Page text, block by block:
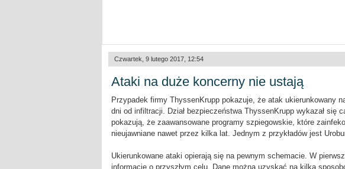
Czwartek, 9 lutego 2017, 12:54
Ataki na duże koncerny nie ustają
Przypadek firmy ThyssenKrupp pokazuje, że atak ukierunkowany
dni od infiltracji. Dział bezpieczeństwa ThyssenKrupp wykazał się
pokazują, że zaawansowane programy szpiegowskie, które
nieujawniane nawet przez kilka lat. Jednym z przykładów jest
Ukierunkowane ataki opierają się na pewnym schemacie. W
informacje o przyszłym celu. Dane można uzyskać na kilka